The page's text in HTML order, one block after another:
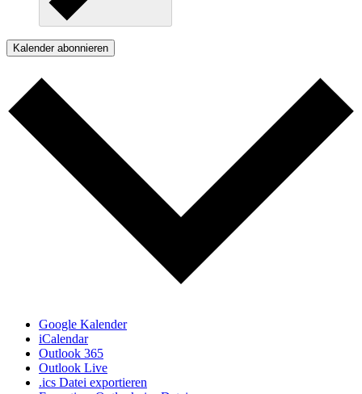
Kalender abonnieren
Google Kalender
iCalendar
Outlook 365
Outlook Live
.ics Datei exportieren